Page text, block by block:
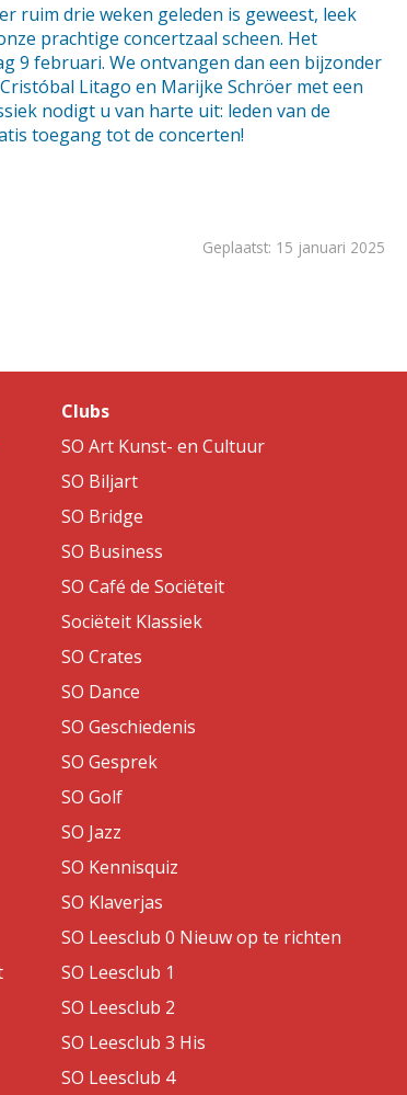
ruim drie weken geleden is geweest, leek
prachtige concertzaal scheen. Het
9 februari. We ontvangen dan een bijzonder
Litago en Marijke Schröer met een
nodigt u van harte uit: leden van de
toegang tot de concerten!
Geplaatst: 15 januari 2025
Clubs
SO Art Kunst- en Cultuur
SO Biljart
SO Bridge
SO Business
SO Café de Sociëteit
Sociëteit Klassiek
SO Crates
SO Dance
SO Geschiedenis
SO Gesprek
SO Golf
SO Jazz
SO Kennisquiz
SO Klaverjas
SO Leesclub 0 Nieuw op te richten
SO Leesclub 1
SO Leesclub 2
SO Leesclub 3 His
SO Leesclub 4